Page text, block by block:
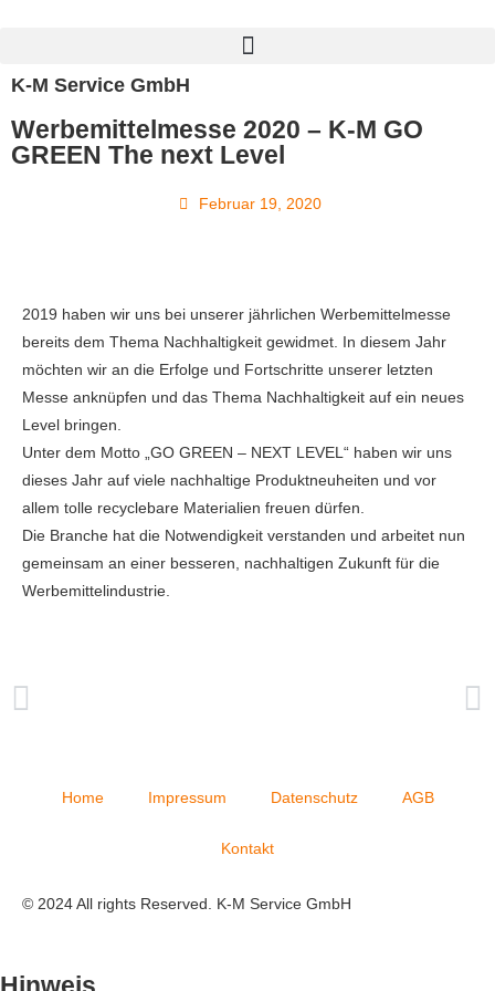
K-M Service GmbH
Werbemittelmesse 2020 – K-M GO
GREEN The next Level
Februar 19, 2020
2019 haben wir uns bei unserer jährlichen Werbemittelmesse
bereits dem Thema Nachhaltigkeit gewidmet. In diesem Jahr
möchten wir an die Erfolge und Fortschritte unserer letzten
Messe anknüpfen und das Thema Nachhaltigkeit auf ein neues
Level bringen.
Unter dem Motto „GO GREEN – NEXT LEVEL“ haben wir uns
dieses Jahr auf viele nachhaltige Produktneuheiten und vor
allem tolle recyclebare Materialien freuen dürfen.
Die Branche hat die Notwendigkeit verstanden und arbeitet nun
gemeinsam an einer besseren, nachhaltigen Zukunft für die
Werbemittelindustrie.
Home Impressum Datenschutz AGB
Kontakt
© 2024 All rights Reserved. K-M Service GmbH